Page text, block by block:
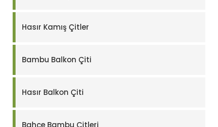
Hasır Kamış Çitler
Bambu Balkon Çiti
Hasır Balkon Çiti
Bahçe Bambu Çitleri